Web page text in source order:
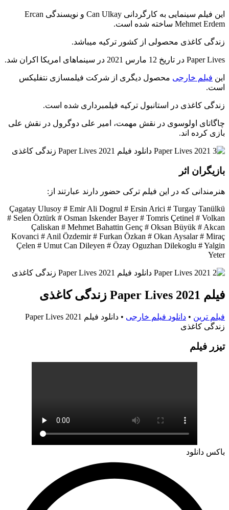
این فیلم سینمایی به کارگردانی Can Ulkay و نویسندگی Ercan
Mehmet Erdem ساخته شده است.
زندگی کاغذی محصولی از کشور ترکیه میباشد.
Paper Lives در تاریخ 12 مارس 2021 در سینماهای امریکا اکران شد.
این فیلم خارجی محصول دیگری از شرکت فیلمسازی نتفلیکس
است.
زندگی کاغذی در استانبول ترکیه فیلمبرداری شده است.
چاگاتای اولوسوی در نقش مهمت، امیر علی دوگرول در نقش علی
بازی کرده اند.
بازیگران اثر
هنرمندانی که در این فیلم ترکی حضور دارند عبارتند از:
Çagatay Ulusoy # Emir Ali Dogrul # Ersin Arici # Turgay Tanülkü
# Selen Öztürk # Osman Iskender Bayer # Tomris Çetinel # Volkan
Çaliskan # Mehmet Bahattin Genç # Oksan Büyük # Akcan
Kovanci # Anil Özdemir # Furkan Özkan # Okan Aysalar # Miraç
Çelen # Umut Can Dileyen # Özay Oguzhan Dilekoglu # Yalgin
Yeter
فیلم Paper Lives 2021 زندگی کاغذی
فیلم ترین • دانلود فیلم خارجی •
دانلود فیلم Paper Lives 2021
زندگی کاغذی
تيزر فيلم
باکس دانلود